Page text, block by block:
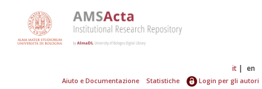
it en
Aiuto e Documentazione Statistiche Login per gli autori